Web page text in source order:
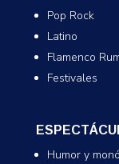
Pop Rock
Latino
Flamenco
Festivales
Humor y